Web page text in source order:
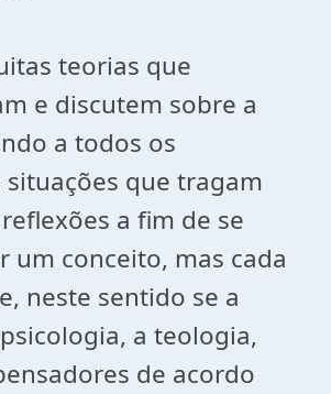
teorias que
e discutem sobre a
a todos os
que tragam
a fim de se
um conceito, mas cada
neste sentido se a
a teologia,
de acordo